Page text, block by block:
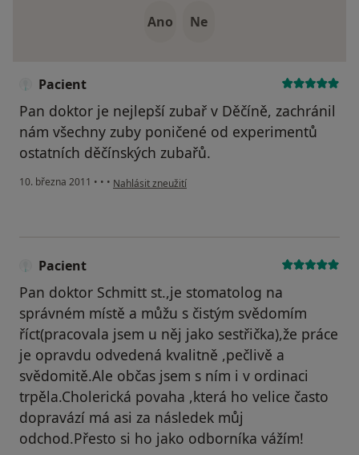
Ano Ne
Pacient
Pan doktor je nejlepší zubař v Děčíně, zachránil
nám všechny zuby poničené od experimentů
ostatních děčínských zubařů.
10. března 2011 • • • podle názoru uživatele Pacient
Nahlásit zneužití
Pacient
Pan doktor Schmitt st.,je stomatolog na
správném místě a můžu s čistým svědomím
říct(pracovala jsem u něj jako sestřička),že práce
je opravdu odvedená kvalitně ,pečlivě a
svědomitě.Ale občas jsem s ním i v ordinaci
trpěla.Cholerická povaha ,která ho velice často
dopravází má asi za následek můj
odchod.Přesto si ho jako odborníka vážím!